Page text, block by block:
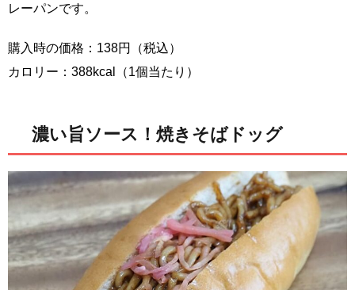
レーパンです。
購入時の価格：138円（税込）
カロリー：388kcal（1個当たり）
濃い旨ソース！焼きそばドッグ